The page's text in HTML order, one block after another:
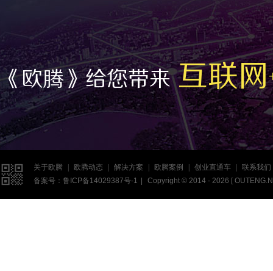
《欧腾》给您带来互联网
 关于欧腾 欧腾动态 解决方案 欧腾案例 创业直通车
联系我们
备案号： 鲁ICP备14029387号-1 Copyright © 2014 - 2026 [